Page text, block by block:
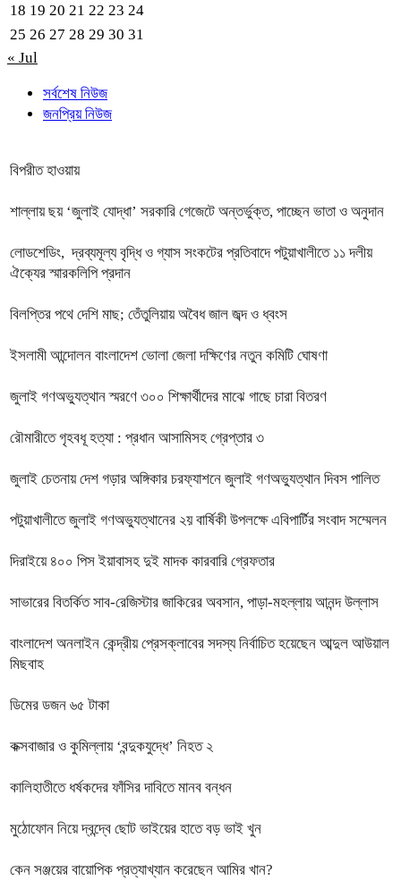
18 19 20 21 22 23 24
25 26 27 28 29 30 31
« Jul
সর্বশেষ নিউজ
জনপ্রিয় নিউজ
বিপরীত হাওয়ায়
শাল্লায় ছয় ‘জুলাই যোদ্ধা’ সরকারি গেজেটে অন্তর্ভুক্ত, পাচ্ছেন ভাতা ও অনুদান
লোডশেডিং, দ্রব্যমূল্য বৃদ্ধি ও গ্যাস সংকটের প্রতিবাদে পটুয়াখালীতে ১১ দলীয়
ঐক্যের স্মারকলিপি প্রদান
বিলপ্তির পথে দেশি মাছ; তেঁতুলিয়ায় অবৈধ জাল জব্দ ও ধ্বংস
ইসলামী আন্দোলন বাংলাদেশ ভোলা জেলা দক্ষিণের নতুন কমিটি ঘোষণা
জুলাই গণঅভ্যুত্থান স্মরণে ৩০০ শিক্ষার্থীদের মাঝে গাছে চারা বিতরণ
রৌমারীতে গৃহবধূ হত্যা : প্রধান আসামিসহ গ্রেপ্তার ৩
জুলাই চেতনায় দেশ গড়ার অঙ্গিকার চরফ্যাশনে জুলাই গণঅভ্যুত্থান দিবস পালিত
পটুয়াখালীতে জুলাই গণঅভ্যুত্থানের ২য় বার্ষিকী উপলক্ষে এবিপার্টির সংবাদ সম্মেলন
দিরাইয়ে ৪০০ পিস ইয়াবাসহ দুই মাদক কারবারি গ্রেফতার
সাভারের বিতর্কিত সাব-রেজিস্টার জাকিরের অবসান, পাড়া-মহল্লায় আনন্দ উল্লাস
বাংলাদেশ অনলাইন কেন্দ্রীয় প্রেসক্লাবের সদস্য নির্বাচিত হয়েছেন আব্দুল আউয়াল
মিছবাহ
ডিমের ডজন ৬৫ টাকা
কক্সবাজার ও কুমিল্লায় ‘বন্দুকযুদ্ধে’ নিহত ২
কালিহাতীতে ধর্ষকদের ফাঁসির দাবিতে মানব বন্ধন
মুঠোফোন নিয়ে দ্বন্দ্বে ছোট ভাইয়ের হাতে বড় ভাই খুন
কেন সঞ্জয়ের বায়োপিক প্রত্যাখ্যান করেছেন আমির খান?